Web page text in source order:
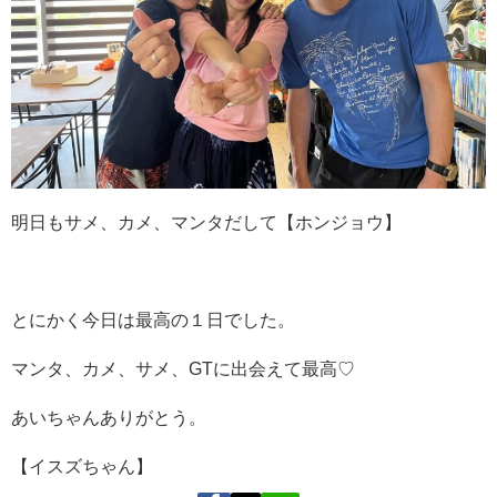
明日もサメ、カメ、マンタだして【ホンジョウ】
とにかく今日は最高の１日でした。
マンタ、カメ、サメ、GTに出会えて最高♡
あいちゃんありがとう。
【イスズちゃん】